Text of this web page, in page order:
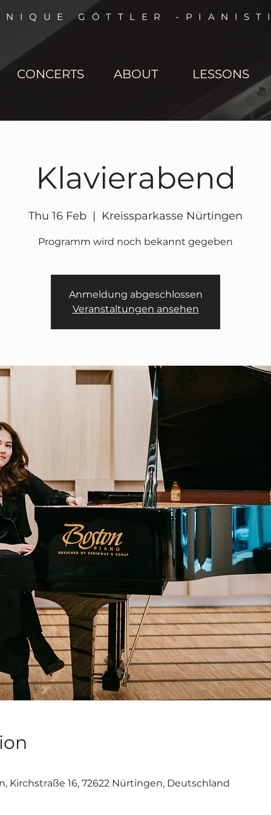
GÖTTLER -
CONCERTS ABOUT LESSONS
Klavierabend
Thu 16 Feb
  |
Kreissparkasse Nürtingen
Programm wird noch bekannt gegeben
Anmeldung abgeschlossen
Veranstaltungen ansehen
Kirchstraße 16, 72622 Nürtingen, Deutschland